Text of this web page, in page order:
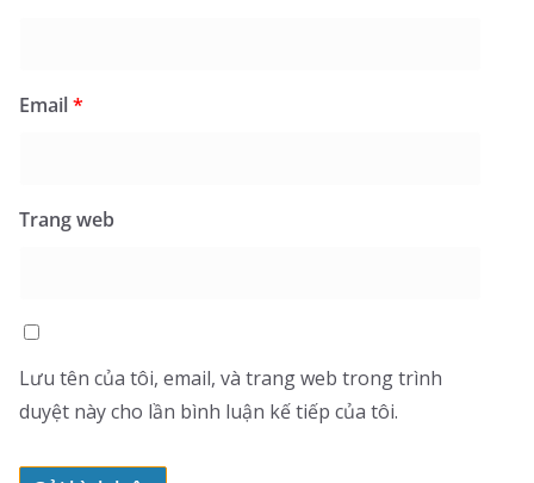
Email*
Trang web
Lưu tên của tôi, email, và trang web trong trình
duyệt này cho lần bình luận kế tiếp của tôi.